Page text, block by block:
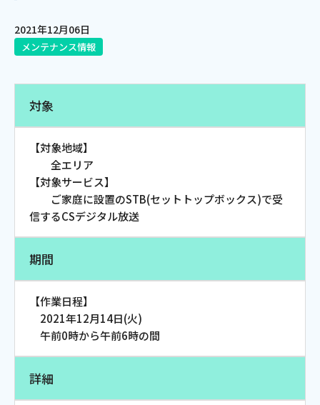
電話
動画配信
おトクな情報
対応エリア
2021年12月06日
メンテナンス情報
対象
【対象地域】
全エリア
【対象サービス】
ご家庭に設置のSTB(セットトップボックス)で受
信するCSデジタル放送
期間
【作業日程】
2021年12月14日(火)
午前0時から午前6時の間
詳細